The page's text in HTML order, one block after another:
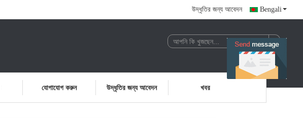
উদ্ধৃতির জন্য আবেদন Bengali
যোগাযোগ করুন উদ্ধৃতির জন্য আবেদন খবর